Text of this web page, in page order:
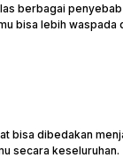
berbagai
bisa lebih waspada
bisa dibedakan
secara keseluruhan.